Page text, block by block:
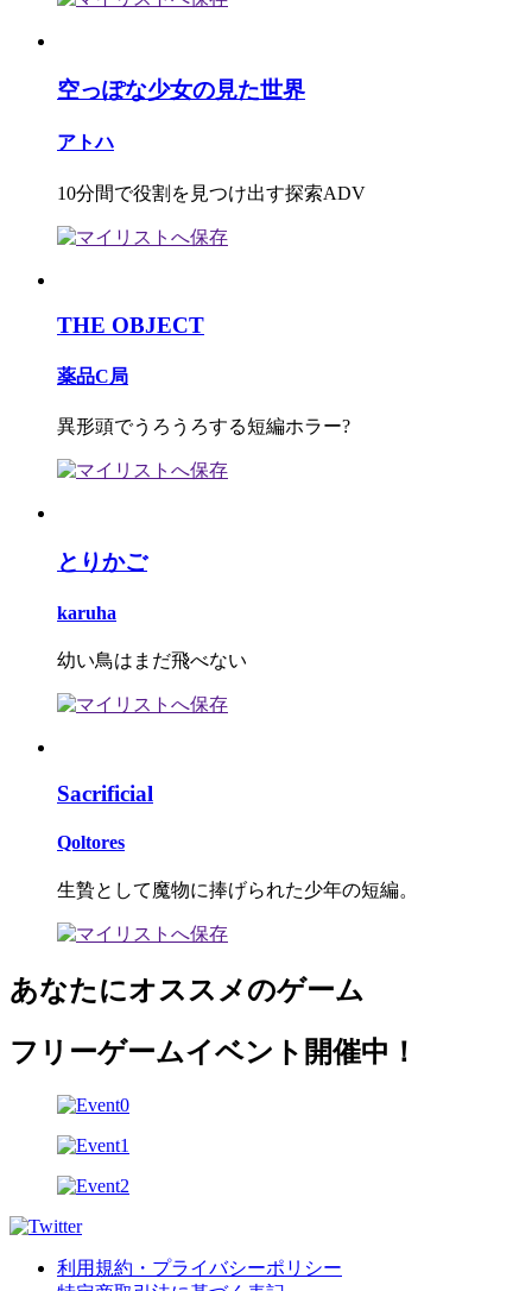
空っぽな少女の見た世界
アトハ
10分間で役割を見つけ出す探索ADV
THE OBJECT
薬品C局
異形頭でうろうろする短編ホラー?
とりかご
karuha
幼い鳥はまだ飛べない
Sacrificial
Qoltores
生贄として魔物に捧げられた少年の短編。
あなたにオススメのゲーム
フリーゲームイベント開催中！
利用規約・プライバシーポリシー